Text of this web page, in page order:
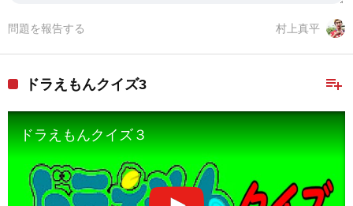
村上真平
問題を報告する
playlist_add
ドラえもんクイズ3
ドラえもんクイズ３